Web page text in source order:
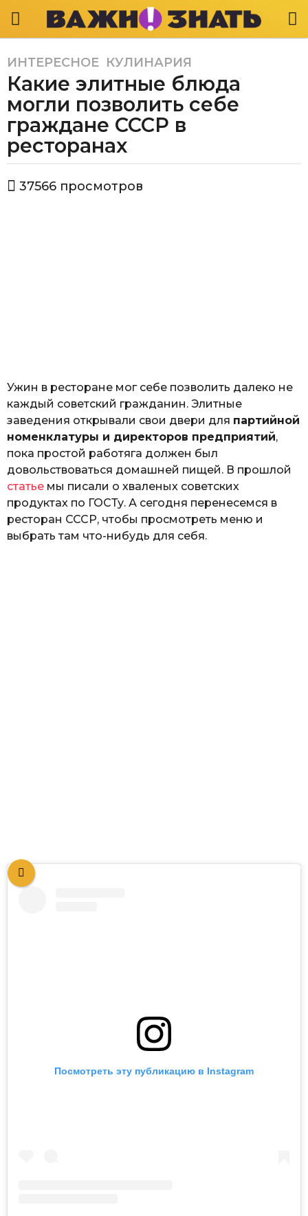
5
л
т
a
g
4
г
ИНТЕРЕСНОЕ ,КУЛИНАРИЯ
Какие элитные блюда
могли позволить себе
граждане СССР в
ресторанах
в
37566 просмотров
Ужин в ресторане мог себе позволить далеко не
каждый советский гражданин. Элитные
заведения открывали свои двери для партийной
номенклатуры и директоров предприятий,
пока простой работяга должен был
довольствоваться домашней пищей. В прошлой
статье мы писали о хваленых советских
продуктах по ГОСТу. А сегодня перенесемся в
ресторан СССР, чтобы просмотреть меню и
выбрать там что-нибудь для себя.
Посмотреть эту публикацию в Instagram